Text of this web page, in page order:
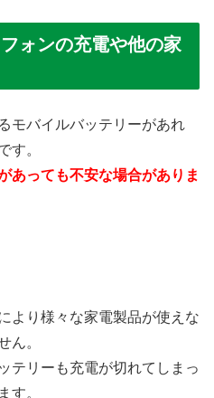
ォンの充電や他の家
モバイルバッテリーがあれ
す。
あっても不安な場合がありま
より様々な家電製品が使えな
ん。
テリーも充電が切れてしまっ
す。